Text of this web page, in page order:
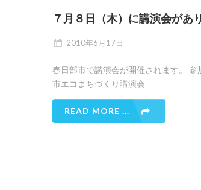
７月８日（木）に講演会があ
2010年6月17日
春日部市で講演会が開催されます。
市エコまちづくり講演会
READ MORE ...